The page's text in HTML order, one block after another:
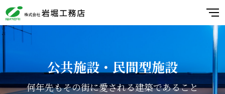
公共施設・民間型施設
何年先もその街に愛される建築であること